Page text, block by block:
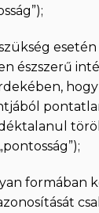
esetén
észszerű
formában